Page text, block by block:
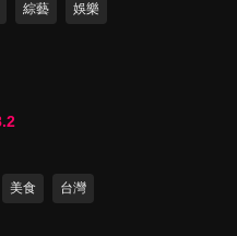
奇襲！華為
艾司摩爾痛了！中國握
單 敏昂萊與電詐藕斷絲
震怒
綜藝 娛樂
美食 台灣